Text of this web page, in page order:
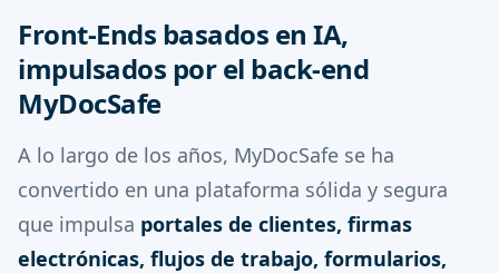
Front-Ends basados en IA,
impulsados por el back-end
MyDocSafe
A lo largo de los años, MyDocSafe se ha
convertido en una plataforma sólida y segura
que impulsa portales de clientes, firmas
electrónicas, flujos de trabajo, formularios,